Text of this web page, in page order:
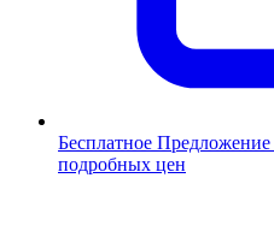
Бесплатное Предложение
подробных цен